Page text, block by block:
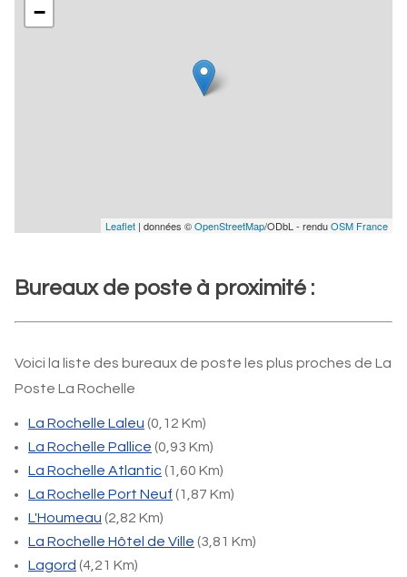
−
Leaflet | données ©OpenStreetMap/ODbL - renduOSM France
Bureaux de poste à proximité :
Voici la liste des bureaux de poste les plus proches de La
Poste La Rochelle
La Rochelle Laleu (0,12 Km)
La Rochelle Pallice (0,93 Km)
La Rochelle Atlantic(1,60 Km)
La Rochelle Port Neuf (1,87 Km)
L'Houmeau (2,82 Km)
La Rochelle Hôtel de Ville (3,81 Km)
Lagord (4,21 Km)